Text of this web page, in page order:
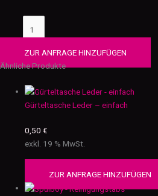
ZUR ANFRAGE HINZUFÜGEN
Ähnliche Produkte
Gürteltasche Leder – einfach
0,50€
exkl. 19 % MwSt.
ZUR ANFRAGE HINZUFÜGEN